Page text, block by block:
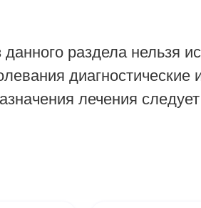
раздела нельзя
лечения